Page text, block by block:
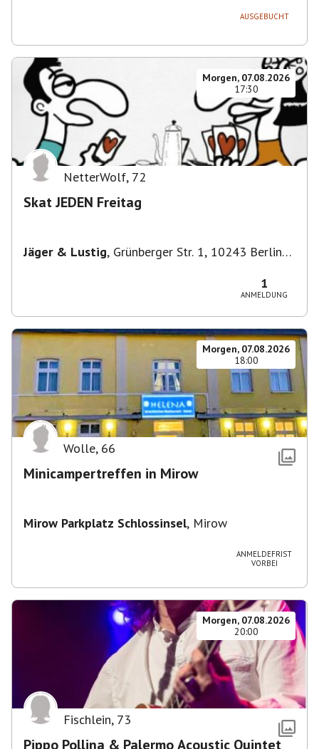
AUSGEBUCHT
Morgen, 07.08.2026
17:30
NetterWolf, 72
Skat JEDEN Freitag
Jäger & Lustig, Grünberger Str. 1, 10243 Berlin-
1
ANMELDUNG
Morgen, 07.08.2026
18:00
Wolle, 66
Minicampertreffen in Mirow
Mirow Parkplatz Schlossinsel, Mirow
ANMELDEFRIST
VORBEI
Morgen, 07.08.2026
20:00
Fischlein, 73
Pippo Pollina & Palermo Acoustic Quintet